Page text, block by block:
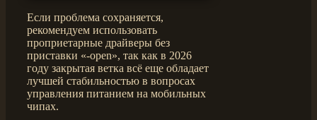
Если проблема сохраняется,
рекомендуем использовать
проприетарные драйверы без
приставки «-open», так как в 2026
году закрытая ветка всё еще обладает
лучшей стабильностью в вопросах
управления питанием на мобильных
чипах.